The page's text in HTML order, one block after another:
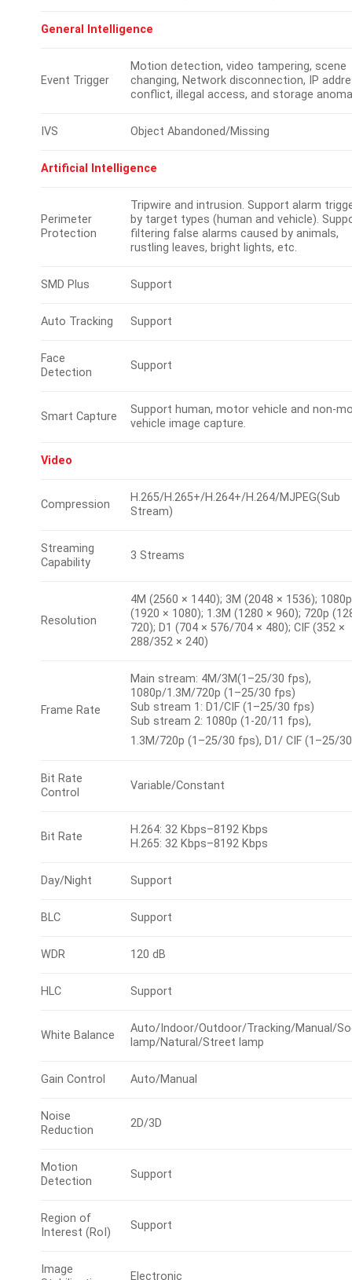
General Intelligence
Event Trigger
Motion detection, video tampering, scene
changing, Network disconnection, IP
conflict, illegal access, and storage
IVS Object Abandoned/Missing
Artificial Intelligence
Perimeter
Protection
Tripwire and intrusion. Support alarm
by target types (human and vehicle).
filtering false alarms caused by animals,
rustling leaves, bright lights, etc.
SMD Plus Support
Auto Tracking Support
Face
Detection
Support
Smart Capture
Support human, motor vehicle and non-
vehicle image capture.
Video
Compression
H.265/H.265+/H.264+/H.264/MJPEG(Sub
Stream)
Streaming
Capability
3 Streams
Resolution
4M (2560 × 1440); 3M (2048 × 1536); 1080p
(1920 × 1080); 1.3M (1280 × 960); 720p
720); D1 (704 × 576/704 × 480); CIF (352 ×
288/352 × 240)
Frame Rate
Main stream: 4M/3M(1–25/30 fps),
1080p/1.3M/720p (1–25/30 fps)
Sub stream 1: D1/CIF (1–25/30 fps)
Sub stream 2: 1080p (1-20/11 fps),
1.3M/720p (1–25/30 fps), D1/ CIF (1–25/
Bit Rate
Control
Variable/Constant
Bit Rate
H.264: 32 Kbps–8192 Kbps
H.265: 32 Kbps–8192 Kbps
Day/Night Support
BLC Support
WDR 120 dB
HLC Support
White Balance
Auto/Indoor/Outdoor/Tracking/Manual/
lamp/Natural/Street lamp
Gain Control Auto/Manual
Noise
Reduction
2D/3D
Motion
Detection
Support
Region of
Interest (RoI)
Support
Image
Electronic